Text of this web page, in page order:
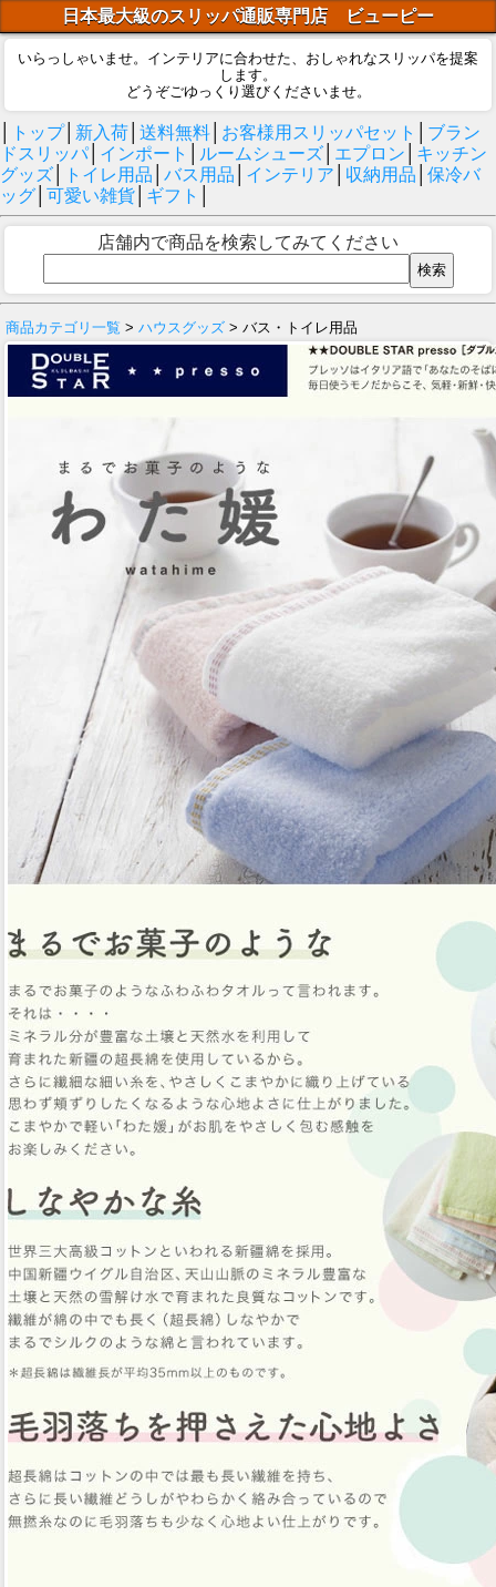
日本最大級のスリッパ通販専門店 ビューピー
いらっしゃいませ。インテリアに合わせた、おしゃれなスリッパを提案
します。
どうぞごゆっくり選びくださいませ。
トップ│ 新入荷 送料無料 お客様用スリッパセット
ブラン
ドスリッパ│ インポート ルームシューズ エプロン
キッチン
グッズ
トイレ用品 バス用品 インテリア 収納用品
保冷バ
ッグ 可愛い雑貨 ギフト
店舗内で商品を検索してみてください
商品カテゴリ一覧 > ハウスグッズ > バス・トイレ用品